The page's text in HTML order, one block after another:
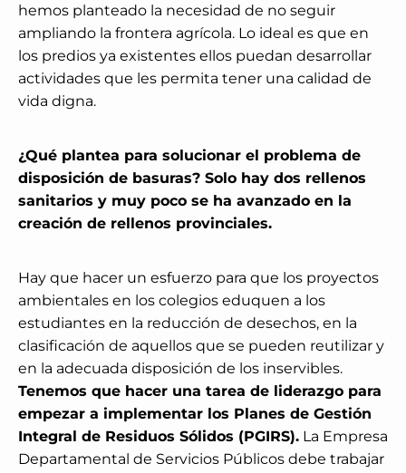
hemos planteado la necesidad de no seguir
ampliando la frontera agrícola. Lo ideal es que en
los predios ya existentes ellos puedan desarrollar
actividades que les permita tener una calidad de
vida digna.
¿Qué plantea para solucionar el problema de
disposición de basuras? Solo hay dos rellenos
sanitarios y muy poco se ha avanzado en la
creación de rellenos provinciales.
Hay que hacer un esfuerzo para que los proyectos
ambientales en los colegios eduquen a los
estudiantes en la reducción de desechos, en la
clasificación de aquellos que se pueden reutilizar y
en la adecuada disposición de los inservibles.
Tenemos que hacer una tarea de liderazgo para
empezar a implementar los Planes de Gestión
Integral de Residuos Sólidos (PGIRS). La Empresa
Departamental de Servicios Públicos debe trabajar